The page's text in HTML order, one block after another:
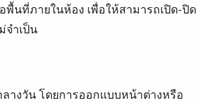
นที่ภายในห้อง เพื่อให้สามารถเปิด-ปิด
จำเป็น
างวัน โดยการออกแบบหน้าต่างหรือ